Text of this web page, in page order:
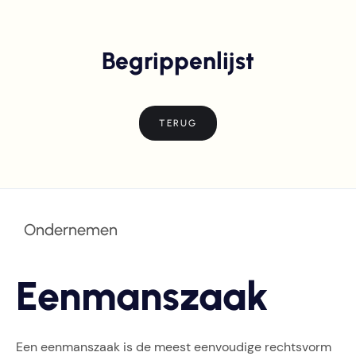
Begrippenlijst
TERUG
Ondernemen
Eenmanszaak
Een eenmanszaak is de meest eenvoudige rechtsvorm